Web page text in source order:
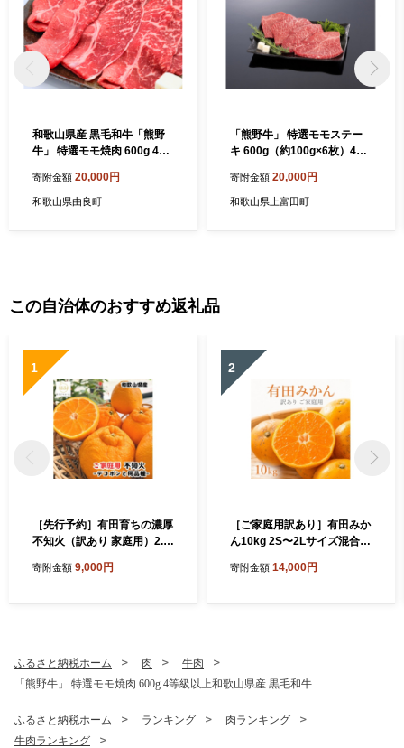
和歌山県産 黒毛和牛「熊野
牛」 特選モモ焼肉 600g 4等
寄附金額 20,000円
和歌山県由良町
「熊野牛」 特選モモステー
キ 600g（約100g×6枚）4等
寄附金額 20,000円
和歌山県上富田町
この自治体のおすすめ返礼品
1
［先行予約］有田育ちの濃厚
不知火（訳あり 家庭用）2.5
寄附金額 9,000円
2
［ご家庭用訳あり］有田みか
ん10kg 2S〜2Lサイズ混合
寄附金額 14,000円
ふるさと納税ホーム 肉
牛肉
「熊野牛」 特選モモ焼肉 600g 4等級以上和歌山県産 黒毛和牛
ふるさと納税ホーム ランキング
肉ランキング
牛肉ランキング